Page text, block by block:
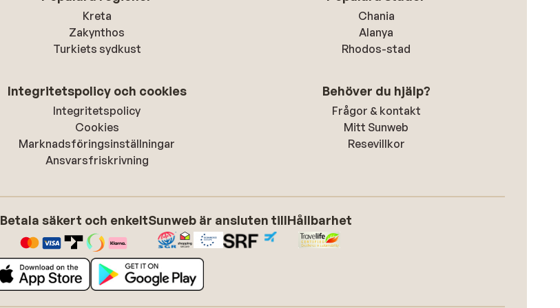
Kreta
Zakynthos
Turkiets sydkust
Chania
Alanya
Rhodos-stad
Integritetspolicy och cookies
Integritetspolicy
Cookies
Marknadsföringsinställningar
Ansvarsfriskrivning
Behöver du hjälp?
Frågor & kontakt
Mitt Sunweb
Resevillkor
Betala säkert och enkeltSunweb är ansluten tillHållbarhet